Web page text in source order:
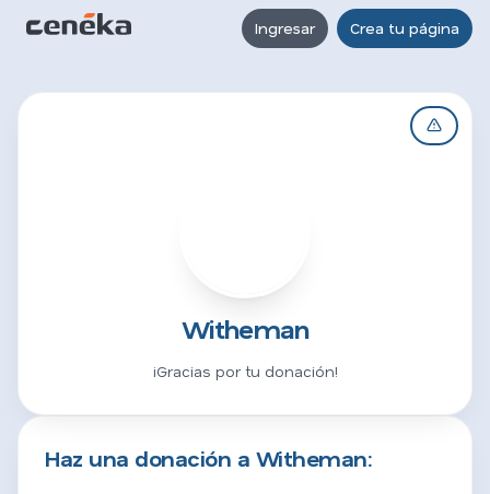
Ingresar Crea tu página
Witheman
¡Gracias por tu donación!
Haz una donación a Witheman: